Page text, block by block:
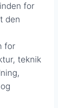
for
den
for
teknik